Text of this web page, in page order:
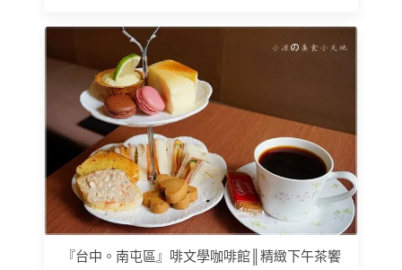
『台中。南屯區』啡文學咖啡館║精緻下午茶饗